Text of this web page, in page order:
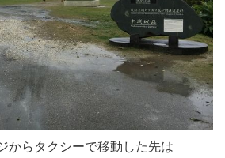
からタクシーで移動した先は